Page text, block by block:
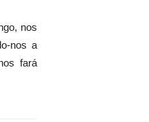
nos
nos a
fará